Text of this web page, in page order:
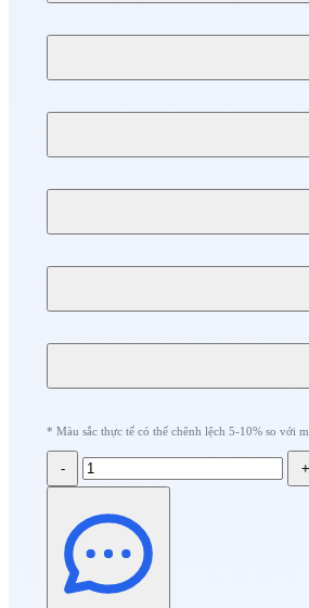
* Màu sắc thực tế có thể chênh lệch 5-10% so với
- +